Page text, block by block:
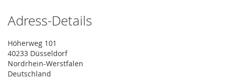
Adress-Details
Höherweg 101
40233 Düsseldorf
Nordrhein-Werstfalen
Deutschland